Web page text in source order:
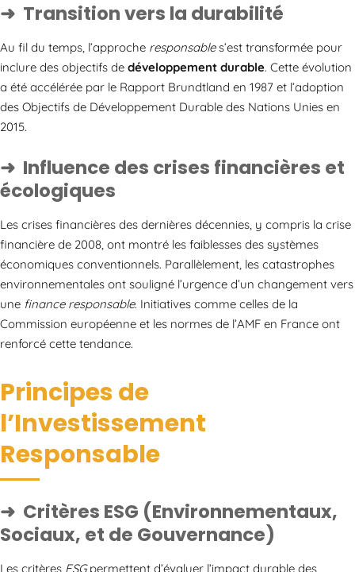
Transition vers la durabilité
Au fil du temps, l’approche responsables’est transformée pour
inclure des objectifs de développement durable. Cette évolution
a été accélérée par le Rapport Brundtland en 1987 et l’adoption
des Objectifs de Développement Durable des Nations Unies en
2015.
Influence des crises financières et
écologiques
Les crises financières des dernières décennies, y compris la crise
financière de 2008, ont montré les faiblesses des systèmes
économiques conventionnels. Parallèlement, les catastrophes
environnementales ont souligné l’urgence d’un changement vers
une finance responsable. Initiatives comme celles de la
Commission européenne et les normes de l’AMF en France ont
renforcé cette tendance.
Principes de
l’Investissement
Responsable
Critères ESG (Environnementaux,
Sociaux, et de Gouvernance)
Les critères ESGpermettent d’évaluer l’impact durable des